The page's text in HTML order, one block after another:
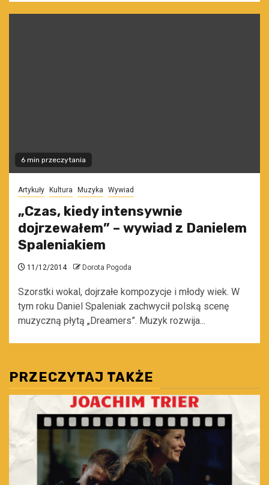
6 min przeczytania
Artykuły Kultura Muzyka Wywiad
„Czas, kiedy intensywnie
dojrzewałem” – wywiad z Danielem
Spaleniakiem
11/12/2014 Dorota Pogoda
Szorstki wokal, dojrzałe kompozycje i młody wiek. W
tym roku Daniel Spaleniak zachwycił polską scenę
muzyczną płytą „Dreamers”. Muzyk rozwija...
PRZECZYTAJ TAKŻE